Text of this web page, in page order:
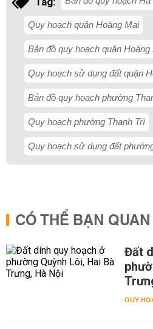
Quy hoạch quận Hoàng Mai
Bản đồ quy hoạch quận Hoàng
Quy hoạch sử dụng đất quận
Bản đồ quy hoạch phường
Quy hoạch phường Thanh Trì
Quy hoạch sử dụng đất
CÓ THỂ BẠN
Đất
QUY